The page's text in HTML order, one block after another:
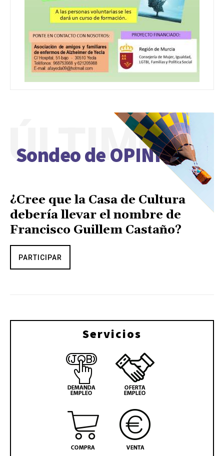
Sondeo de OPINIÓN
ÚLTIMO
¿Cree que la Casa de Cultura
debería llevar el nombre de
Francisco Guillem Castaño?
PARTICIPAR
Servicios